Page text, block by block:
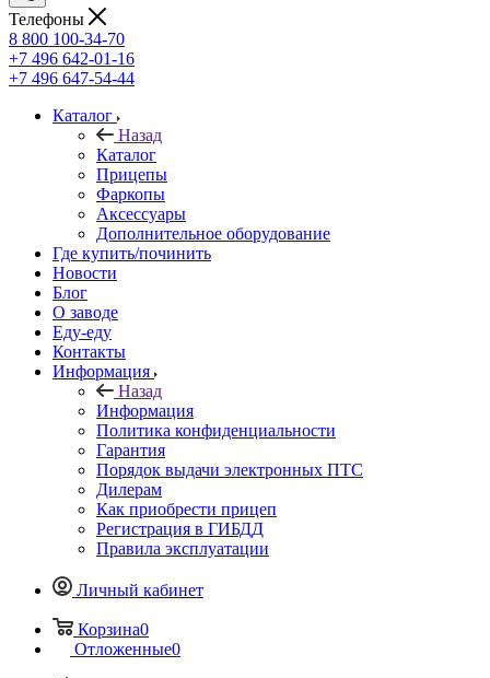
Телефоны
8 800 100-34-70
+7 496 642-01-16
+7 496 647-54-44
Каталог
Назад
Каталог
Прицепы
Фаркопы
Аксессуары
Дополнительное оборудование
Где купить/починить
Новости
Блог
О заводе
Еду-еду
Контакты
Информация
Назад
Информация
Политика конфиденциальности
Гарантия
Порядок выдачи электронных ПТС
Дилерам
Как приобрести прицеп
Регистрация в ГИБДД
Правила эксплуатации
Личный кабинет
Корзина0
Отложенные0